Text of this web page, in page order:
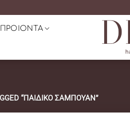
ΠΡΟΙΟΝΤΑ
“ΠΑΙΔΙΚΟ ΣΑΜΠΟΥΑΝ”